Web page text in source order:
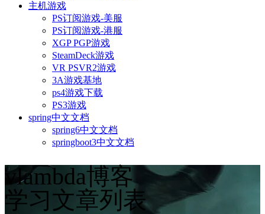
主机游戏
PS订阅游戏-美服
PS订阅游戏-港服
XGP PGP游戏
SteamDeck游戏
VR PSVR2游戏
3A游戏基地
ps4游戏下载
PS3游戏
spring中文文档
spring6中文文档
springboot3中文文档
vlambda博客
学习文章列表